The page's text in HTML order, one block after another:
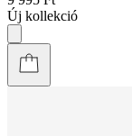
Új kollekció